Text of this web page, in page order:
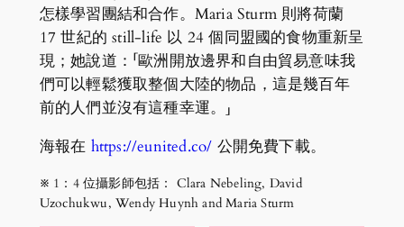
怎樣學習團結和合作。Maria Sturm 則將荷蘭
17 世紀的 still-life 以 24 個同盟國的食物重新呈
現；她說道：「歐洲開放邊界和自由貿易意味我
們可以輕鬆獲取整個大陸的物品，這是幾百年
前的人們並沒有這種幸運。」
海報在 https://eunited.co/ 公開免費下載。
※ 1：4 位攝影師包括： Clara Nebeling, David
Uzochukwu, Wendy Huynh and Maria Sturm